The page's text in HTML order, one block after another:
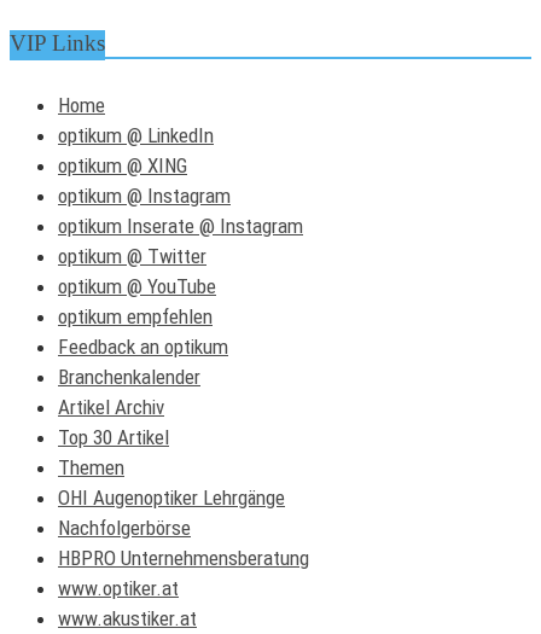
VIP Links
Home
optikum @ LinkedIn
optikum @ XING
optikum @ Instagram
optikum Inserate @ Instagram
optikum @ Twitter
optikum @ YouTube
optikum empfehlen
Feedback an optikum
Branchenkalender
Artikel Archiv
Top 30 Artikel
Themen
OHI Augenoptiker Lehrgänge
Nachfolgerbörse
HBPRO Unternehmensberatung
www.optiker.at
www.akustiker.at